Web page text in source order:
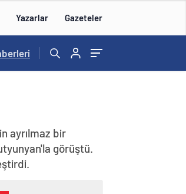
Yazarlar Gazeteler
ayrılmaz bir
görüştü.